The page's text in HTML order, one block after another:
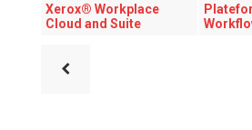
Xerox® Workplace
Cloud and Suite